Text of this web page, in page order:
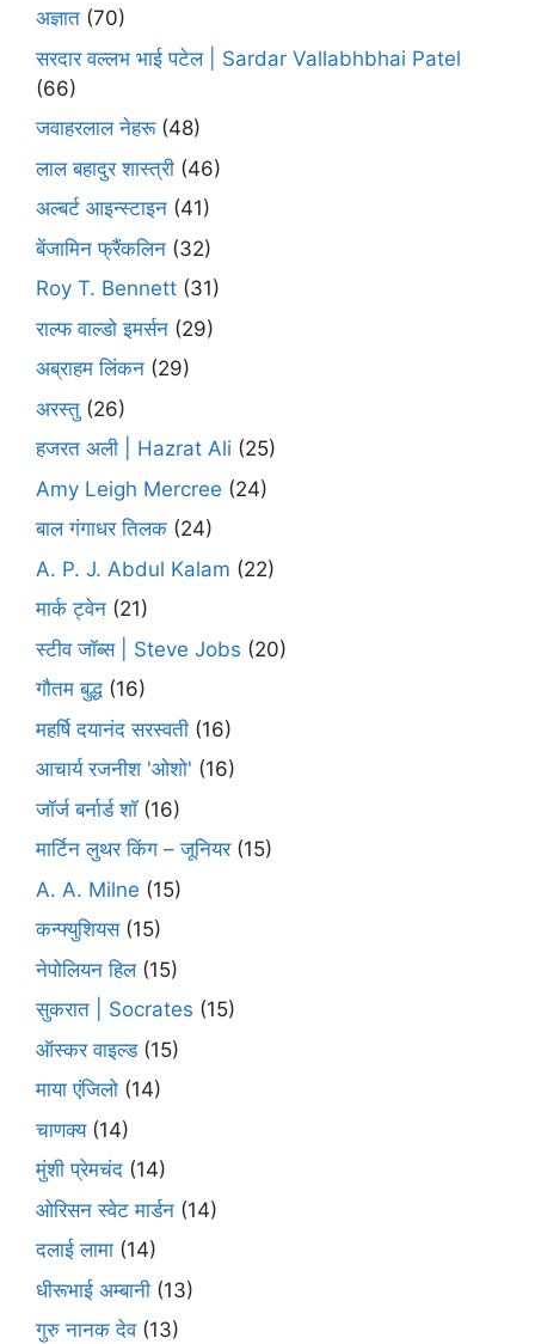
अज्ञात (70)
सरदार वल्लभ भाई पटेल | Sardar Vallabhbhai Patel
(66)
जवाहरलाल नेहरू(48)
लाल बहादुर शास्त्री (46)
अल्बर्ट आइन्स्टाइन (41)
बेंजामिन फ्रैंकलिन (32)
Roy T. Bennett (31)
राल्फ वाल्डो इमर्सन (29)
अब्राहम लिंकन (29)
अरस्तु (26)
हजरत अली | Hazrat Ali (25)
Amy Leigh Mercree (24)
बाल गंगाधर तिलक (24)
A. P. J. Abdul Kalam (22)
मार्क ट्वेन (21)
स्टीव जॉब्स | Steve Jobs (20)
गौतम बुद्ध (16)
महर्षि दयानंद सरस्वती (16)
आचार्य रजनीश 'ओशो' (16)
जॉर्ज बर्नार्ड शॉ(16)
मार्टिन लुथर किंग – जूनियर(15)
A. A. Milne (15)
कन्फ्युशियस(15)
नेपोलियन हिल(15)
सुकरात | Socrates (15)
ऑस्कर वाइल्ड(15)
माया एंजिलो (14)
चाणक्य(14)
मुंशी प्रेमचंद (14)
ओरिसन स्‍वेट मार्डन (14)
दलाई लामा (14)
धीरूभाई अम्बानी (13)
गुरु नानक देव(13)